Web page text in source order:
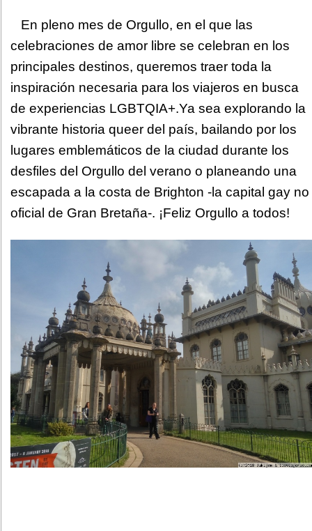
En pleno mes de Orgullo, en el que las
celebraciones de amor libre se celebran en los
principales destinos, queremos traer toda la
inspiración necesaria para los viajeros en busca
de experiencias LGBTQIA+.Ya sea explorando la
vibrante historia queer del país, bailando por los
lugares emblemáticos de la ciudad durante los
desfiles del Orgullo del verano o planeando una
escapada a la costa de Brighton -la capital gay no
oficial de Gran Bretaña-. ¡Feliz Orgullo a todos!